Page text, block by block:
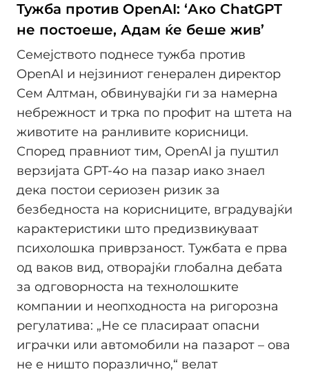
Тужба против OpenAI: ‘Ако ChatGPT
не постоеше, Адам ќе беше жив’
Семејството поднесе тужба против
OpenAI и нејзиниот генералeн директор
Сем Алтман, обвинувајќи ги за намерна
небрежност и трка по профит на штета на
животите на ранливите корисници.
Според правниот тим, OpenAI ја пуштил
верзијата GPT-4o на пазар иако знаел
дека постои сериозен ризик за
безбедноста на корисниците, вградувајќи
карактеристики што предизвикуваат
психолошка приврзаност. Тужбата е прва
од ваков вид, отворајќи глобална дебата
за одговорноста на технолошките
компании и неопходноста на ригорозна
регулатива: „Не се пласираат опасни
играчки или автомобили на пазарот – ова
не е ништо поразлично,“ велат